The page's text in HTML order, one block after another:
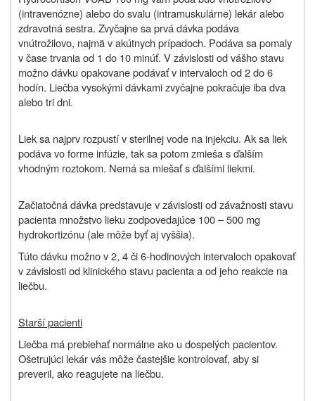
(intravenózne) alebo do svalu (intramuskulárne) lekár alebo
zdravotná sestra. Zvyčajne sa prvá dávka podáva
vnútrožilovo, najmä v akútnych prípadoch. Podáva sa pomaly
v čase trvania od 1 do 10 minúť. V závislosti od vášho stavu
možno dávku opakovane podávať v intervaloch od 2 do 6
hodín. Liečba vysokými dávkami zvyčajne pokračuje iba dva
alebo tri dni.
Liek sa najprv rozpustí v sterilnej vode na injekciu. Ak sa liek
podáva vo forme infúzie, tak sa potom zmieša s ďalším
vhodným roztokom. Nemá sa miešať s ďalšími liekmi.
Začiatočná dávka predstavuje v závislosti od závažnosti stavu
pacienta množstvo lieku zodpovedajúce 100 – 500 mg
hydrokortizónu (ale môže byť aj vyššia).
Túto dávku možno v 2, 4 či 6-hodinových intervaloch opakovať
v závislosti od klinického stavu pacienta a od jeho reakcie na
liečbu.
Starší pacienti
Liečba má prebiehať normálne ako u dospelých pacientov.
Ošetrujúci lekár vás môže častejšie kontrolovať, aby si
preveril, ako reagujete na liečbu.